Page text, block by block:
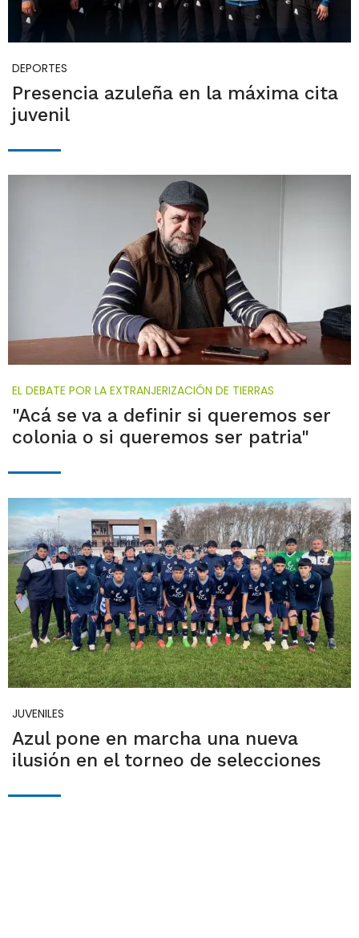
DEPORTES
Presencia azuleña en la máxima cita
juvenil
EL DEBATE POR LA EXTRANJERIZACIÓN DE TIERRAS
"Acá se va a definir si queremos ser
colonia o si queremos ser patria"
JUVENILES
Azul pone en marcha una nueva
ilusión en el torneo de selecciones